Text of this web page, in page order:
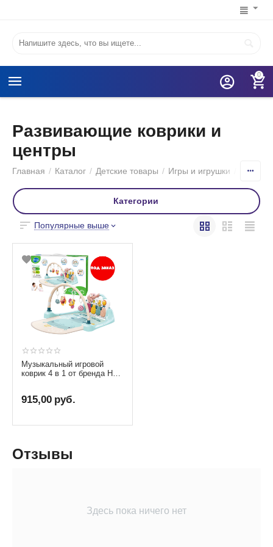
0
Развивающие коврики и
центры
Главная / Каталог / Детские товары / Игры и игрушки
Категории
Популярные выше
Музыкальный игровой
коврик 4 в 1 от бренда Hola
915,00 руб.
Отзывы
Здесь пока ничего нет